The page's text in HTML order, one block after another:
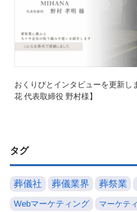
おくりびとインタビューを更新し
花 代表取締役 野村様】
タグ
葬儀社 葬儀業界 葬祭業
Webマーケティング マーケテ